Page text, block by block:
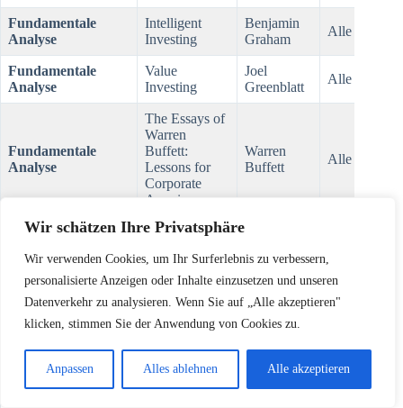
Wir schätzen Ihre Privatsphäre
Wir verwenden Cookies, um Ihr Surferlebnis zu verbessern,
personalisierte Anzeigen oder Inhalte einzusetzen und unseren
Datenverkehr zu analysieren. Wenn Sie auf „Alle akzeptieren"
klicken, stimmen Sie der Anwendung von Cookies zu.
Anpassen Alles ablehnen Alle akzeptieren
Fundamentale
Analyse
Intelligent
Investing
Benjamin
Graham
Alle Levels
Fundamentale
Analyse
Value
Investing
Joel
Greenblatt
Alle Levels
Fundamentale
Analyse
The Essays of
Warren
Buffett:
Lessons for
Corporate
America
Warren
Buffett
Alle Levels
Fundamentale
The Snowball:
and the
Business of
Life
Alice
Alle Levels
Common
Profits